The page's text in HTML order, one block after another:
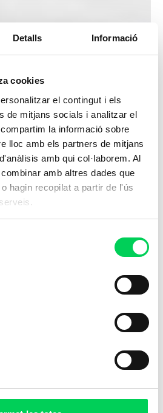
Detalls Informació
cookies
el contingut i els
de mitjans socials i analitzar el
la informació sobre
lloc amb els partners de mitjans
amb qui col·laborem. Al
amb altres dades que
hagin recopilat a partir de l'ús